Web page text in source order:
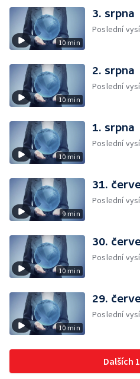
10 min
3. srpna
Poslední
10 min
2. srpna
Poslední
10 min
1. srpna
Poslední
9 min
31.
Poslední
10 min
30.
Poslední
10 min
29.
Poslední
Dalších